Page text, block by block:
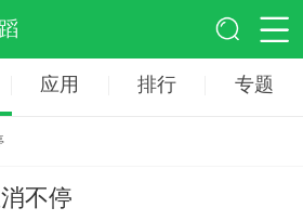
应用 排行 专题
不停